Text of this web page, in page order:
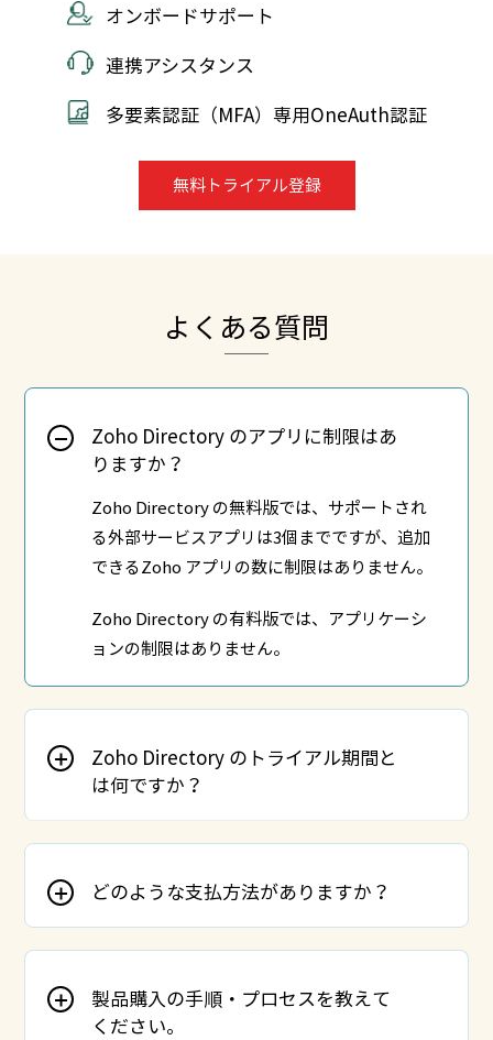
オンボードサポート
連携アシスタンス
多要素認証（MFA）専用OneAuth認証
無料トライアル登録
よくある質問
Zoho Directory のアプリに制限はあ
りますか？
Zoho Directory の無料版では、サポートされ
る外部サービスアプリは3個までですが、追加
できるZoho アプリの数に制限はありません。
Zoho Directory の有料版では、アプリケーシ
ョンの制限はありません。
Zoho Directory のトライアル期間と
は何ですか？
どのような支払方法がありますか？
製品購入の手順・プロセスを教えて
ください。